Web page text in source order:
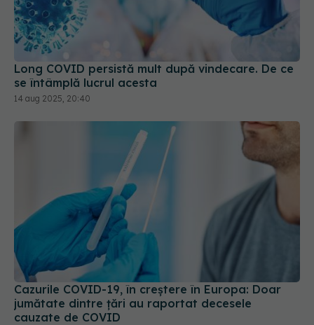
Long COVID persistă mult după vindecare. De ce
se întâmplă lucrul acesta
14 aug 2025, 20:40
Cazurile COVID-19, în creștere în Europa: Doar
jumătate dintre țări au raportat decesele
cauzate de COVID